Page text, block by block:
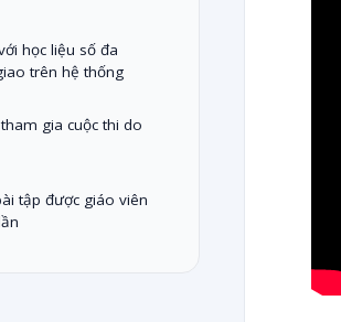
học liệu số đa
trên hệ thống
gia cuộc thi do
tập được giáo viên